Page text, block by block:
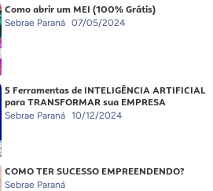
Como abrir um MEI (100% Grátis)
Sebrae Paraná 07/05/2024
5 Ferramentas de INTELIGÊNCIA ARTIFICIAL
para TRANSFORMAR sua EMPRESA
Sebrae Paraná 10/12/2024
COMO TER SUCESSO EMPREENDENDO?
Sebrae Paraná